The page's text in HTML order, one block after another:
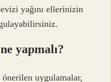
yağını ellerinizin
yapmalı?
uygulamalar,